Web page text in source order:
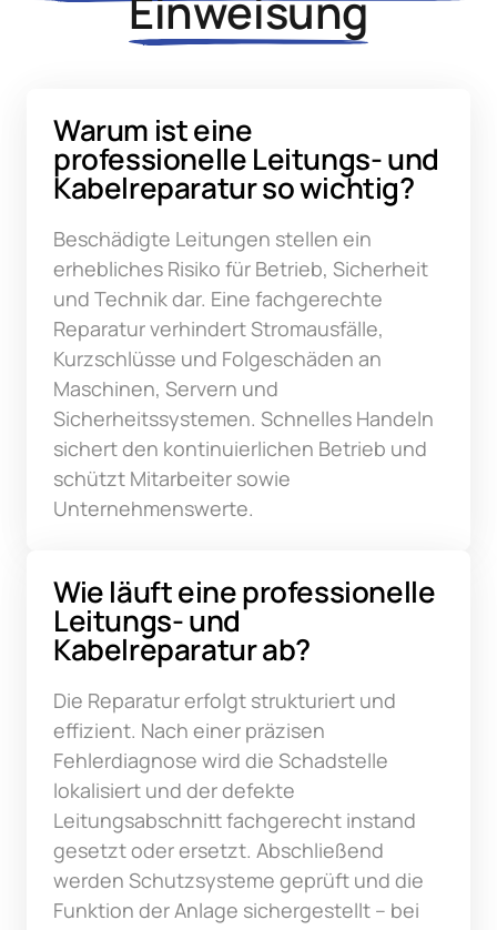
Warum ist eine
professionelle Leitungs- und
Kabelreparatur so wichtig?
Beschädigte Leitungen stellen ein
erhebliches Risiko für Betrieb, Sicherheit
und Technik dar. Eine fachgerechte
Reparatur verhindert Stromausfälle,
Kurzschlüsse und Folgeschäden an
Maschinen, Servern und
Sicherheitssystemen. Schnelles Handeln
sichert den kontinuierlichen Betrieb und
schützt Mitarbeiter sowie
Unternehmenswerte.
Wie läuft eine professionelle
Leitungs- und
Kabelreparatur ab?
Die Reparatur erfolgt strukturiert und
effizient. Nach einer präzisen
Fehlerdiagnose wird die Schadstelle
lokalisiert und der defekte
Leitungsabschnitt fachgerecht instand
gesetzt oder ersetzt. Abschließend
werden Schutzsysteme geprüft und die
Funktion der Anlage sichergestellt – bei